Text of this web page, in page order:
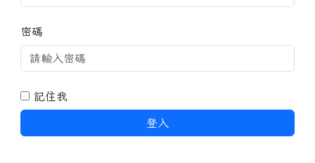
密碼
記住我
登入